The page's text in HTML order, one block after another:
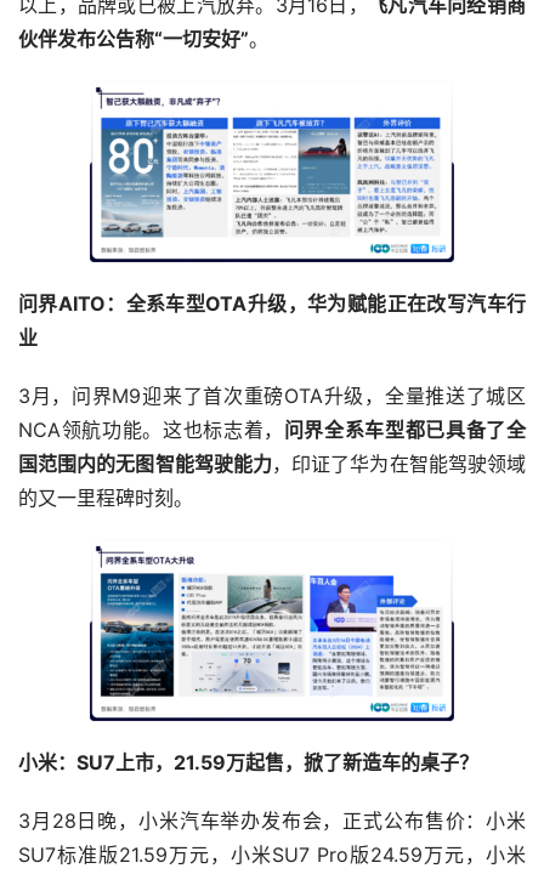
以上，品牌或已被上汽放弃。3月16日， 飞凡汽车向经销商
伙伴发布公告称“一切安好”。
问界AITO ：全系车型OTA升级，华为赋能正在改写汽车行
业
3月，问界M9迎来了首次重磅OTA升级，全量推送了城区
NCA领航功能。这也标志着， 问界全系车型都已具备了全
国范围内的无图智能驾驶能力，印证了华为在智能驾驶领域
的又一里程碑时刻。
小米：SU7上市，21.59万起售，掀了新造车的桌子？
3月28日晚，小米汽车举办发布会，正式公布售价：小米
SU7标准版21.59万元，小米SU7 Pro版24.59万元，小米